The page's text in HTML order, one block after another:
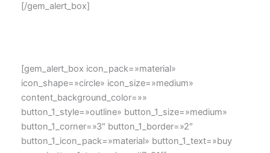
[/gem_alert_box]
[gem_alert_box icon_pack=»material»
icon_shape=»circle» icon_size=»medium»
content_background_color=»»
button_1_style=»outline» button_1_size=»medium»
button_1_corner=»3″ button_1_border=»2″
button_1_icon_pack=»material» button_1_text=»buy